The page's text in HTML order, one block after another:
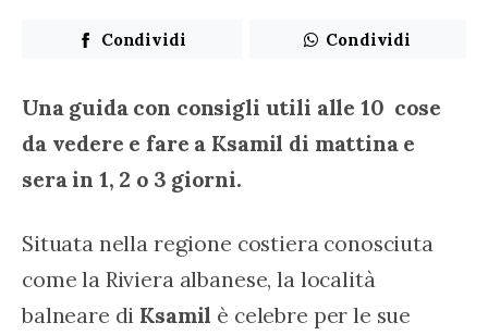
Condividi Condividi
Una guida con consigli utili alle 10  cose
da vedere e fare a Ksamil di mattina e
sera in 1, 2 o 3 giorni.
Situata nella regione costiera conosciuta
come la Riviera albanese, la località
balneare di Ksamil è celebre per le sue